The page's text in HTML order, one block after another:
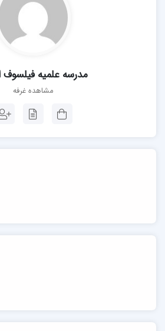
مدرسه علمیه فیلسوف
مشاهده غرفه